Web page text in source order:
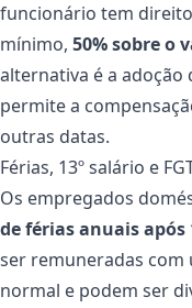
funcionário tem
mínimo, 50% sobre o
alternativa é a adoção
permite a
outras datas.
Férias, 13º salário e
Os empregados
de férias anuais
ser remuneradas com
normal e podem ser